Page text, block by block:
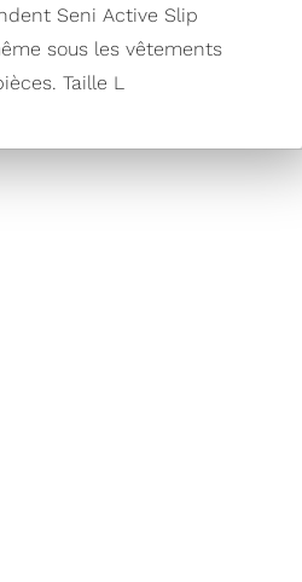
Seni Active Slip
sous les vêtements
Taille L